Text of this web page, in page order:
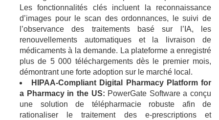
Les fonctionnalités clés incluent la reconnaissance
d’images pour le scan des ordonnances, le suivi de
l’observance des traitements basé sur l’IA, les
renouvellements automatiques et la livraison de
médicaments à la demande. La plateforme a enregistré
plus de 5 000 téléchargements dès le premier mois,
démontrant une forte adoption sur le marché local.
HIPAA-Compliant Digital Pharmacy Platform for
a Pharmacy in the US: PowerGate Software a conçu
une solution de télépharmacie robuste afin de
rationaliser le traitement des e-prescriptions et